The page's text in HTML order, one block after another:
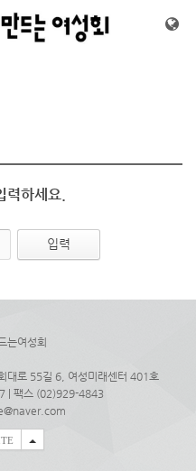
력하세요.
는여성회
대로 55길 6, 여성미래센터 401호
| 팩스 (02)929-4843